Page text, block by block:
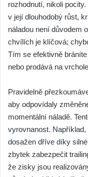
rozhodnutí, nikoli
v její dlouhodobý růst,
náladou není důvodem
chvílích je klíčová;
Tím se efektivně
nebo prodává na
Pravidelně
aby odpovídaly
momentální náladě.
vyrovnanost.
dosažen dříve díky
zbytek zabezpečit
že zisky jsou